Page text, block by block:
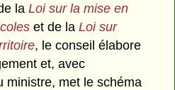
laLoi sur la mise en
et de laLoi sur
, le conseil élabore
et, avec
ministre, met le schéma